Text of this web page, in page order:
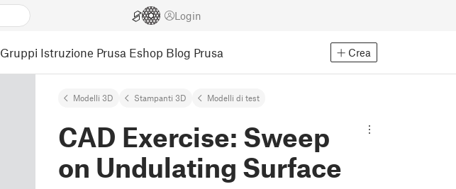
Login
Gruppi Istruzione Prusa Eshop Blog Prusa Crea
Modelli 3D Stampanti 3D Modelli di test
CAD Exercise: Sweep
on Undulating Surface